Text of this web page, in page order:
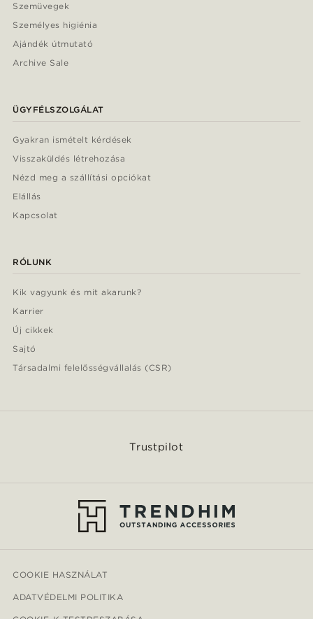
Szemüvegek
Személyes higiénia
Ajándék útmutató
Archive Sale
ÜGYFÉLSZOLGÁLAT
Gyakran ismételt kérdések
Visszaküldés létrehozása
Nézd meg a szállítási opciókat
Elállás
Kapcsolat
RÓLUNK
Kik vagyunk és mit akarunk?
Karrier
Új cikkek
Sajtó
Társadalmi felelősségvállalás (CSR)
Trustpilot
COOKIE HASZNÁLAT
ADATVÉDELMI POLITIKA